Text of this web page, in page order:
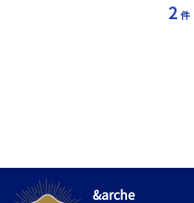
る話。 いや、やっぱりあんまりピ
2 件
&arche